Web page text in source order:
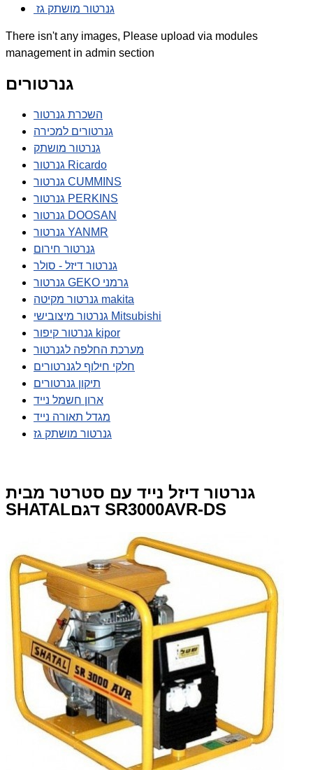
גנרטור מושתק גז
There isn't any images, Please upload via modules
management in admin section
גנרטורים
השכרת גנרטור
גנרטורים למכירה
גנרטור מושתק
גנרטור Ricardo
גנרטור CUMMINS
גנרטור PERKINS
גנרטור DOOSAN
גנרטור YANMR
גנרטור חירום
גנרטור דיזל - סולר
גנרטור GEKO גרמני
גנרטור מקיטה makita
גנרטור מיצובישי Mitsubishi
גנרטור קיפור kipor
מערכת החלפה לגנרטור
חלקי חילוף לגנרטורים
תיקון גנרטורים
ארון חשמל נייד
מגדל תאורה נייד
גנרטור מושתק גז
גנרטור דיזל נייד עם סטרטר מבית
SHATALדגם SR3000AVR-DS